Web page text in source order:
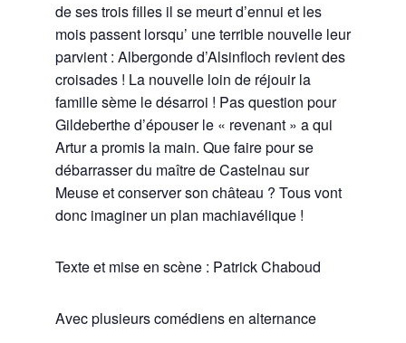
de ses trois filles il se meurt d’ennui et les
mois passent lorsqu’ une terrible nouvelle leur
parvient : Albergonde d’Alsinfloch revient des
croisades ! La nouvelle loin de réjouir la
famille sème le désarroi ! Pas question pour
Gildeberthe d’épouser le « revenant » a qui
Artur a promis la main. Que faire pour se
débarrasser du maître de Castelnau sur
Meuse et conserver son château ? Tous vont
donc imaginer un plan machiavélique !
Texte et mise en scène : Patrick Chaboud
Avec plusieurs comédiens en alternance